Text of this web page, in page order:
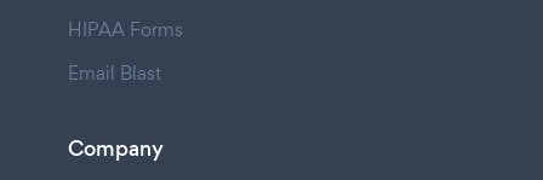
HIPAA Forms
Email Blast
Company